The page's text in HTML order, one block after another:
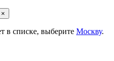
×
в списке, выберите Москву.